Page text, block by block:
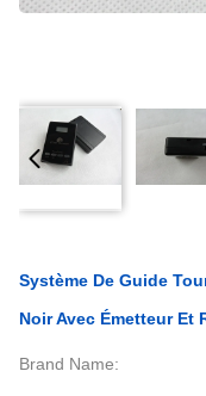
Système De Guide
Noir Avec Émetteur Et
Brand Name: